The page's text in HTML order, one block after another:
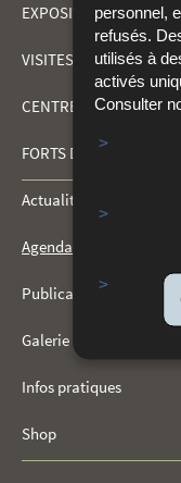
personnel,
refusés.
utilisés à
activés
Consulter
MENU
DE
EXPOSITIONS
VISITES ET ACTIVITÉS
CENTRE DE
FORTS DU KIRCHBERG
Actualités
Agenda
Publications
Galerie multimédia
Infos pratiques
Shop